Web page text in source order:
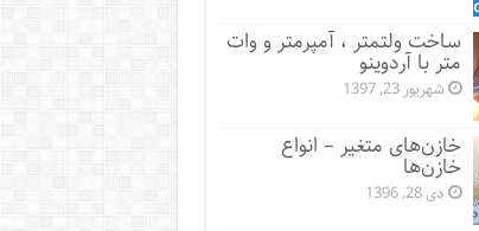
ساخت ولتمتر ، آمپرمتر و وات
متر با آردوینو
شهریور 23, 1397
خازن‌های متغیر – انواع
خازن‌ها
دی 28, 1396